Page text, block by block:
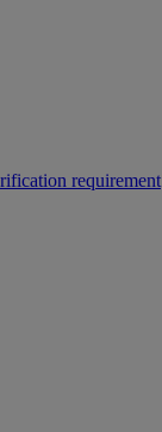
requirement